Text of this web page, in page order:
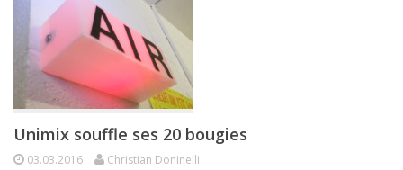
Unimix souffle ses 20 bougies
03.03.2016 Christian Doninelli